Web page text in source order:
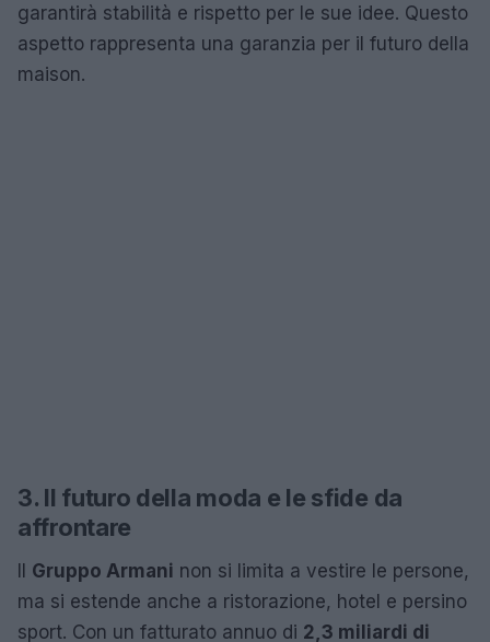
garantirà stabilità e rispetto per le sue idee. Questo
aspetto rappresenta una garanzia per il futuro della
maison.
3. Il futuro della moda e le sfide da
affrontare
Il Gruppo Armani non si limita a vestire le persone,
ma si estende anche a ristorazione, hotel e persino
sport. Con un fatturato annuo di 2,3 miliardi di